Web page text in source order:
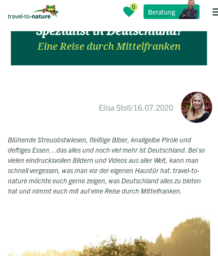
Beratung
Was macht ein Fernreise-
Spezialist in Deutschland?
Eine Reise durch Mittelfranken
Elisa Stoll/16.07.2020
Blühende Streuobstwiesen, fleißige Biber, knallgelbe Pirole und
deftiges Essen…das alles und noch viel mehr ist Deutschland. Bei so
vielen eindrucksvollen Bildern und Videos aus aller Welt, kann man
schnell vergessen, was man vor der eigenen Haustür hat. travel-to-
nature möchte euch gerne zeigen, was Deutschland alles zu bieten
hat und nimmt euch mit auf eine Reise durch Mittelfranken.